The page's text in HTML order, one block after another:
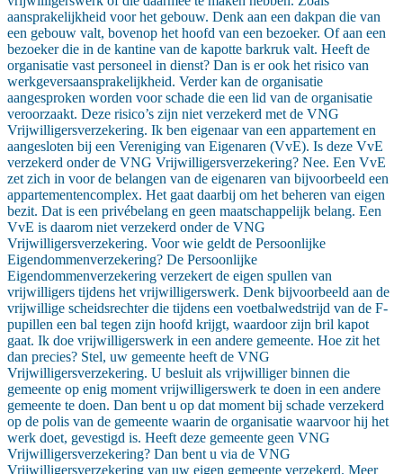
aansprakelijkheid voor het gebouw. Denk aan een dakpan die van
een gebouw valt, bovenop het hoofd van een bezoeker. Of aan een
bezoeker die in de kantine van de kapotte barkruk valt. Heeft de
organisatie vast personeel in dienst? Dan is er ook het risico van
werkgeversaansprakelijkheid. Verder kan de organisatie
aangesproken worden voor schade die een lid van de organisatie
veroorzaakt. Deze risico’s zijn niet verzekerd met de VNG
Vrijwilligersverzekering. Ik ben eigenaar van een appartement en
aangesloten bij een Vereniging van Eigenaren (VvE). Is deze VvE
verzekerd onder de VNG Vrijwilligersverzekering? Nee. Een VvE
zet zich in voor de belangen van de eigenaren van bijvoorbeeld een
appartementencomplex. Het gaat daarbij om het beheren van eigen
bezit. Dat is een privébelang en geen maatschappelijk belang. Een
VvE is daarom niet verzekerd onder de VNG
Vrijwilligersverzekering. Voor wie geldt de Persoonlijke
Eigendommenverzekering? De Persoonlijke
Eigendommenverzekering verzekert de eigen spullen van
vrijwilligers tijdens het vrijwilligerswerk. Denk bijvoorbeeld aan de
vrijwillige scheidsrechter die tijdens een voetbalwedstrijd van de F-
pupillen een bal tegen zijn hoofd krijgt, waardoor zijn bril kapot
gaat. Ik doe vrijwilligerswerk in een andere gemeente. Hoe zit het
dan precies? Stel, uw gemeente heeft de VNG
Vrijwilligersverzekering. U besluit als vrijwilliger binnen die
gemeente op enig moment vrijwilligerswerk te doen in een andere
gemeente te doen. Dan bent u op dat moment bij schade verzekerd
op de polis van de gemeente waarin de organisatie waarvoor hij het
werk doet, gevestigd is. Heeft deze gemeente geen VNG
Vrijwilligersverzekering? Dan bent u via de VNG
Vrijwilligersverzekering van uw eigen gemeente verzekerd. Meer